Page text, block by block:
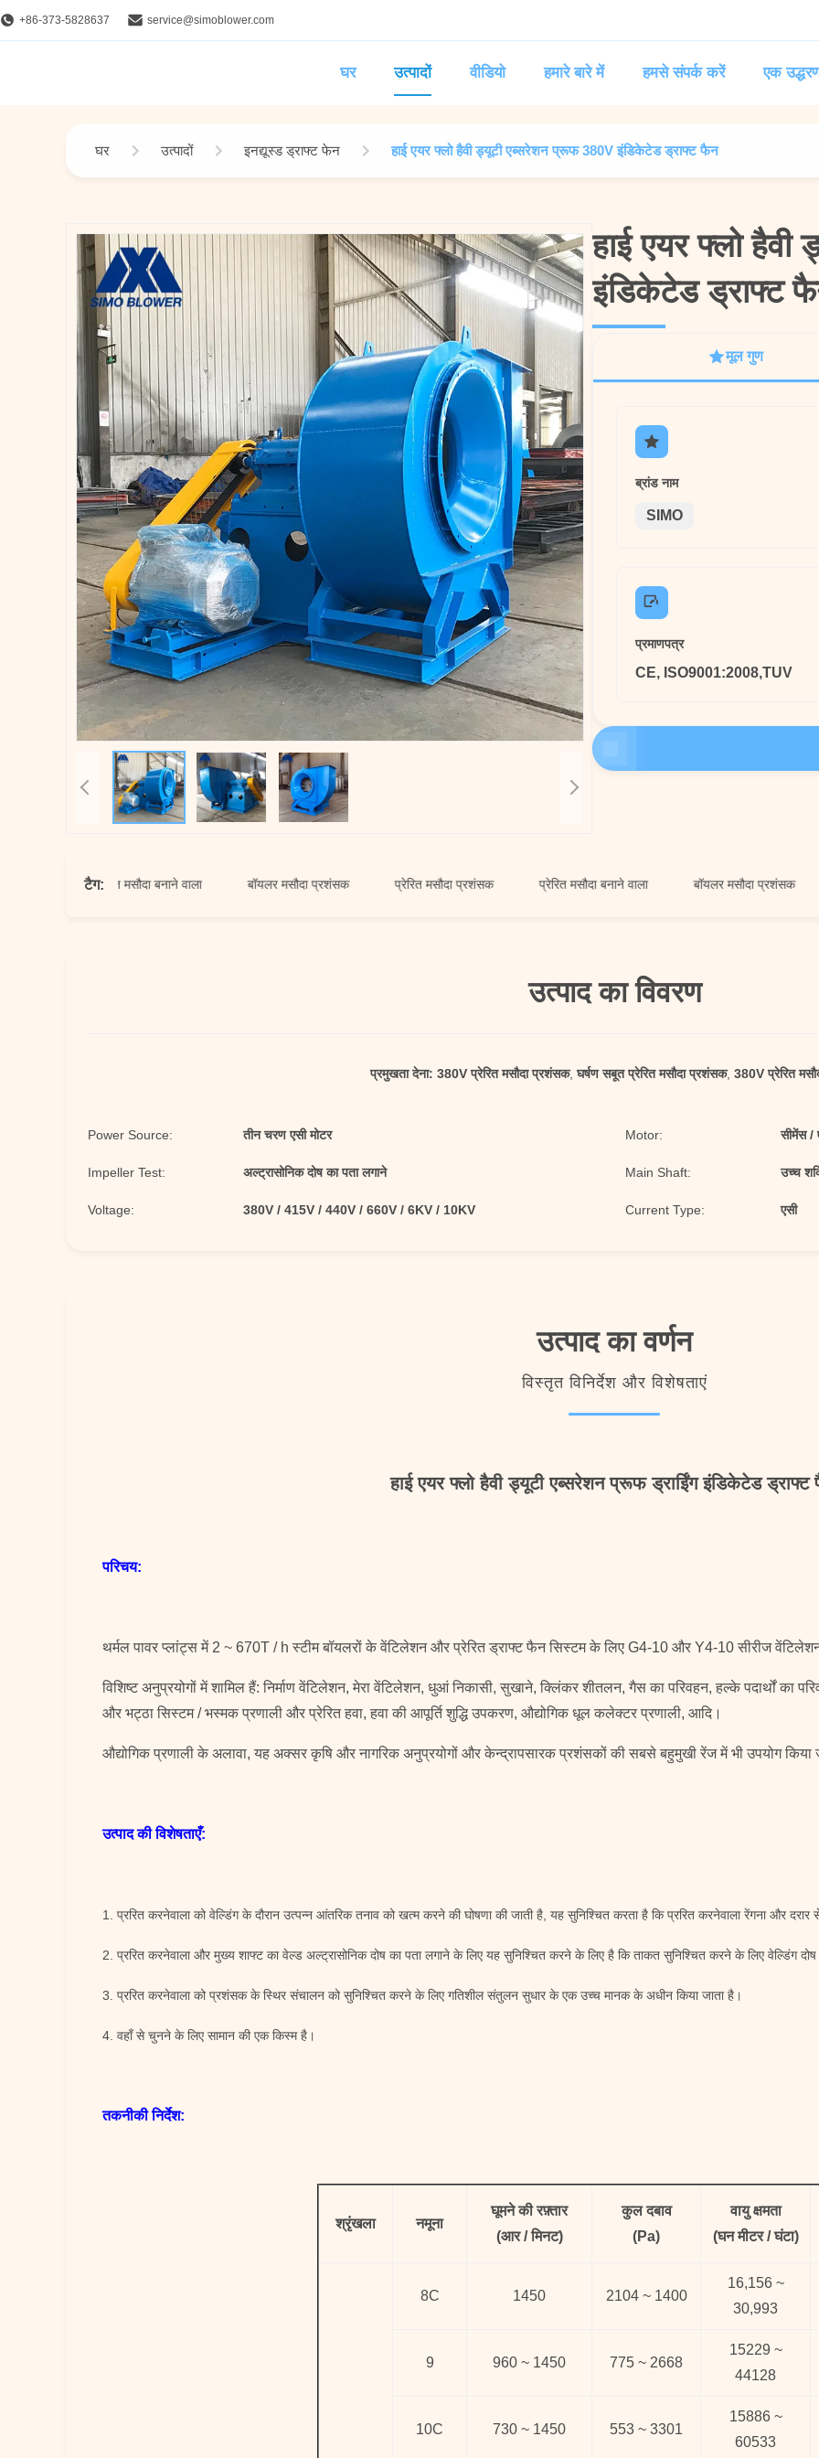
+86-373-5828637 service@simoblower.com
घर उत्पादों वीडियो हमारे बारे में हमसे संपर्क करें एक
घर उत्पादों इनद्यूस्ड ड्राफ्ट फेन हाई एयर फ्लो हैवी ड्यूटी एब्सरेशन प्रूफ 380V इंडिकेटेड ड्राफ्ट फैन
हाई एयर फ्लो
इंडिकेटेड ड्राफ्ट
हाई एयर फ्लो
इंडिकेटेड ड्राफ्ट
मूल गुण
ब्रांड नाम
SIMO
प्रमाणपत्र
CE, ISO9001:2008,TUV
टैग:
प्रेरित मसौदा बनाने वाला बॉयलर मसौदा प्रशंसक प्रेरित मसौदा प्रशंसक प्रेरित मसौदा बनाने वाला बॉयलर मसौदा प्रशंसक
उत्पाद का विवरण
प्रमुखता देना: 380V प्रेरित मसौदा प्रशंसक,घर्षण सबूत प्रेरित मसौदा प्रशंसक, 380V प्रेरित
Power Source: तीन चरण एसी मोटर Motor: सीमेंस /
Impeller Test: अल्ट्रासोनिक दोष का पता लगाने Main Shaft: उच्च
Voltage: 380V / 415V / 440V / 660V / 6KV / 10KV Current Type: एसी
उत्पाद का वर्णन
विस्तृत विनिर्देश और विशेषताएं
हाई एयर फ्लो हैवी ड्यूटी एब्सरेशन प्रूफ ड्राईिंग इंडिकेटेड
परिचय:
थर्मल पावर प्लांट्स में 2 ~ 670T / h स्टीम बॉयलरों के वेंटिलेशन और प्रेरित ड्राफ्ट फैन सिस्टम के लिए G4-10 और Y4-10 सीरीज
विशिष्ट अनुप्रयोगों में शामिल हैं: निर्माण वेंटिलेशन, मेरा वेंटिलेशन, धुआं निकासी, सुखाने, क्लिंकर शीतलन, गैस का परिवहन, हल्के पदार्थों का
और भट्ठा सिस्टम / भस्मक प्रणाली और प्रेरित हवा, हवा की आपूर्ति शुद्धि उपकरण, औद्योगिक धूल कलेक्टर प्रणाली, आदि।
औद्योगिक प्रणाली के अलावा, यह अक्सर कृषि और नागरिक अनुप्रयोगों और केन्द्रापसारक प्रशंसकों की सबसे बहुमुखी रेंज में भी उपयोग किया
उत्पाद की विशेषताएँ:
1. प्ररित करनेवाला को वेल्डिंग के दौरान उत्पन्न आंतरिक तनाव को खत्म करने की घोषणा की जाती है, यह सुनिश्चित करता है कि प्ररित करनेवाला रेंगना और दरार
2. प्ररित करनेवाला और मुख्य शाफ्ट का वेल्ड अल्ट्रासोनिक दोष का पता लगाने के लिए यह सुनिश्चित करने के लिए है कि ताकत सुनिश्चित करने के लिए वेल्डिंग
3. प्ररित करनेवाला को प्रशंसक के स्थिर संचालन को सुनिश्चित करने के लिए गतिशील संतुलन सुधार के एक उच्च मानक के अधीन किया जाता है।
4. वहाँ से चुनने के लिए सामान की एक किस्म है।
तकनीकी निर्देश:
श्रृंखला नमूना
घूमने की रफ़्तार
(आर / मिनट)
कुल दबाव
(Pa)
वायु क्षमता
(घन मीटर / घंटा)
8C 1450 2104 ~ 1400
16,156 ~
30,993
9 960 ~ 1450 775 ~ 2668
15229 ~
44128
10C 730 ~ 1450 553 ~ 3301
15886 ~
60533